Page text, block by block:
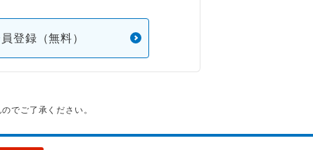
登録（無料）
でご了承ください。